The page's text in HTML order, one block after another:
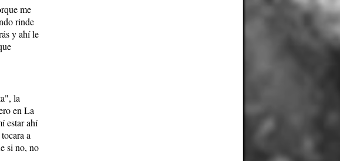
me
rinde
y ahí le
la
en La
estar ahí
a
si no, no